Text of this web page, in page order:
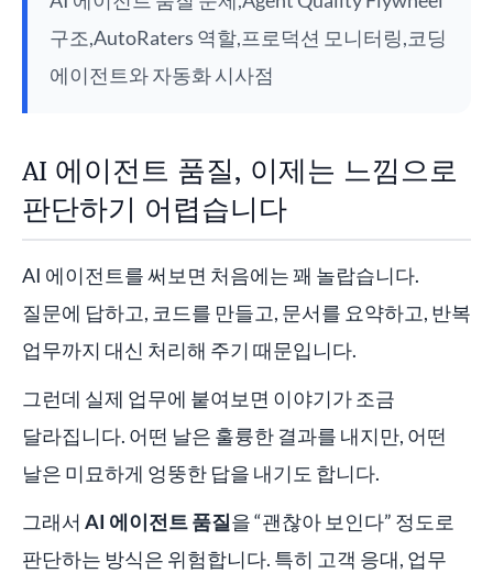
구조,AutoRaters 역할,프로덕션 모니터링,코딩
에이전트와 자동화 시사점
AI 에이전트 품질, 이제는 느낌으로
판단하기 어렵습니다
AI 에이전트를 써보면 처음에는 꽤 놀랍습니다.
질문에 답하고, 코드를 만들고, 문서를 요약하고, 반복
업무까지 대신 처리해 주기 때문입니다.
그런데 실제 업무에 붙여보면 이야기가 조금
달라집니다. 어떤 날은 훌륭한 결과를 내지만, 어떤
날은 미묘하게 엉뚱한 답을 내기도 합니다.
그래서 AI 에이전트 품질을 “괜찮아 보인다” 정도로
판단하는 방식은 위험합니다. 특히 고객 응대, 업무